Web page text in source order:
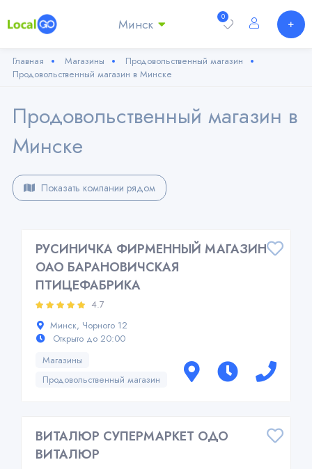
0
Минск
Главная Магазины
Продовольственный магазин
Продовольственный магазин в Минске
Продовольственный магазин в
Минске
Показать компании рядом
РУСИНИЧКА ФИРМЕННЫЙ МАГАЗИН
ОАО БАРАНОВИЧСКАЯ
ПТИЦЕФАБРИКА
4.7
Минск, Чорного 12
Открыто до 20:00
Магазины
Продовольственный магазин
ВИТАЛЮР СУПЕРМАРКЕТ ОДО
ВИТАЛЮР